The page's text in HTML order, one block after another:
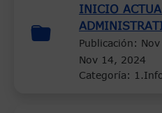
INICIO
Publicación:
Nov 14, 2024
Categoría: